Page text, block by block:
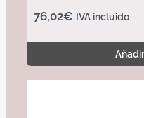
76,02€ IVA incluido